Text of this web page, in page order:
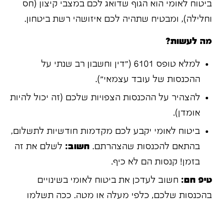
ביטוח לאומי הוא הגוף שדואג לכם במצבי קיצון (חס
וחלילה), ומבטיח שתהיה לכם איזושהי רשת ביטחון.
מה לעשות?
למלא טופס 6101 ("דין וחשבון רב שנתי על
ההכנסות של עובד עצמאי").
להצהיר על ההכנסות הצפויות שלכם (זה יכול להיות
אומדן).
ביטוח לאומי יקבע לכם מקדמות חודשיות לתשלום,
בהתאם להכנסות שהצהרתם. חשוב: לשלם את זה
בזמן! קנסות הם לא כיף.
טיפ חם: חשוב לעדכן את ביטוח לאומי בשינויים
בהכנסות שלכם, כלפי מעלה או מטה. ככה תשלמו